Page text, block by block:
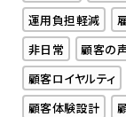
運用負担軽減
非日常
顧客の
顧客ロイヤルティ
顧客体験設計